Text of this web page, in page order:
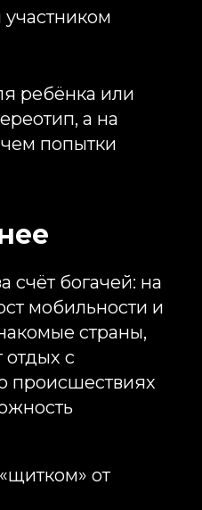
ребёнка или
а на
попытки
счёт богачей: на
мобильности и
страны,
с
происшествиях
от